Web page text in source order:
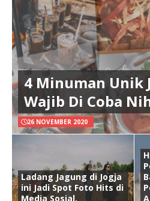
4 Minuman Unik
Wajib Di Coba
26 NOVEMBER 2020
Ladang Jagung di Jogja
ini Jadi Spot Foto Hits di
Media Sosial.